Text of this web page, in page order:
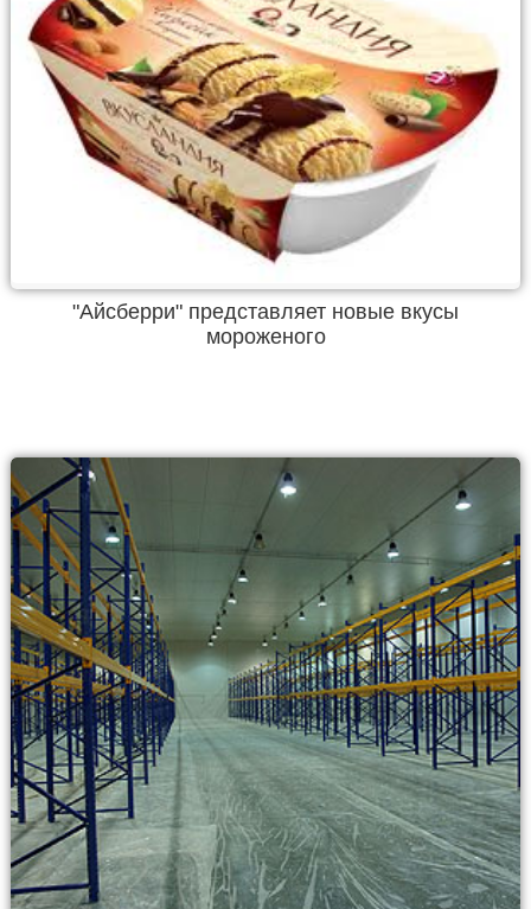
"Айсберри" представляет новые вкусы
мороженого